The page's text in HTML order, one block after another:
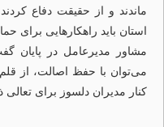
ماندند و از حقیقت دفاع
استان باید راهکارهایی برای
مشاور مدیرعامل در پایان
می‌توان با حفظ اصالت، از
کنار مدیران دلسوز برای